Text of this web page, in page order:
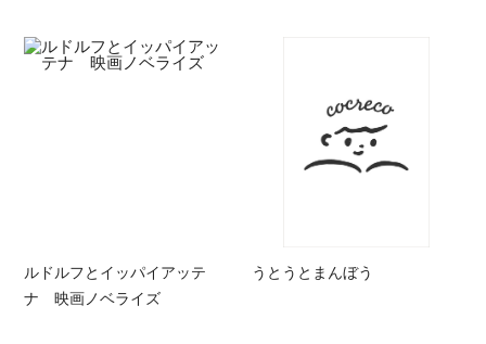
ルドルフとイッパイアッテ
ナ 映画ノベライズ
うとうとまんぼう